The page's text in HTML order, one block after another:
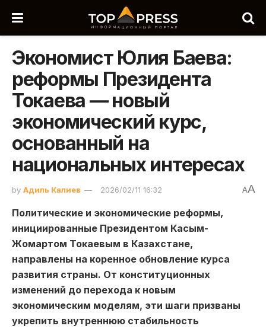
Экономист Юлия Баева:
реформы Президента
Токаева — новый
экономический курс,
основанный на
национальных интересах
by Адиль Калиев 2026/02/11 16:32 AA
Политические и экономические реформы,
инициированные Президентом Касым-
Жомартом Токаевым в Казахстане,
направлены на коренное обновление курса
развития страны. От конституционных
изменений до перехода к новым
экономическим моделям, эти шаги призваны
укрепить внутреннюю стабильность